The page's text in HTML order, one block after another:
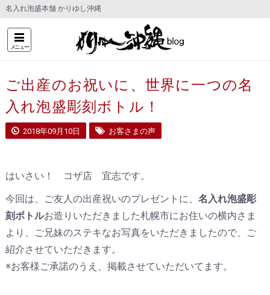
名入れ泡盛本舗 かりゆし沖縄
メニュー
ご出産のお祝いに、世界に一つの名
入れ泡盛彫刻ボトル！
2018年09月10日 お客さまの声
はいさい！ コザ店 宜志です。
今回は、ご友人の出産祝いのプレゼントに、 名入れ泡盛彫
刻ボトルお造りいただきました札幌市にお住いの横内さま
より、ご兄妹のステキなお写真をいただきましたので、ご
紹介させていただきます。
※お客様ご承諾のうえ、掲載させていただいてます。